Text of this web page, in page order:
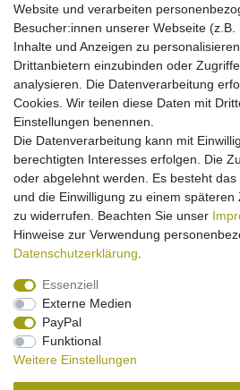
Kfz-Ladekabel
301 302 303 500 501
11,95 € *
In den
inkl. ges. MwSt.
[Paket] Kfz-
OT Easy / Club /
11,95 € *
In den
Impressum
Website und verarbeiten
Besucher:innen unserer Webseite (z.B.
Inhalte und Anzeigen zu
Drittanbietern einzubinden oder
analysieren. Die Datenverarbeitung
Cookies. Wir teilen diese Daten mit
Einstellungen benennen.
Die Datenverarbeitung kann mit
berechtigten Interesses erfolgen. Die
oder abgelehnt werden. Es besteht
und die Einwilligung zu einem
zu widerrufen. Beachten Sie unser
Hinweise zur Verwendung
Daten­schutz­erklärung
Essenziell
Externe Medien
PayPal
Funktional
Weitere Einstellungen